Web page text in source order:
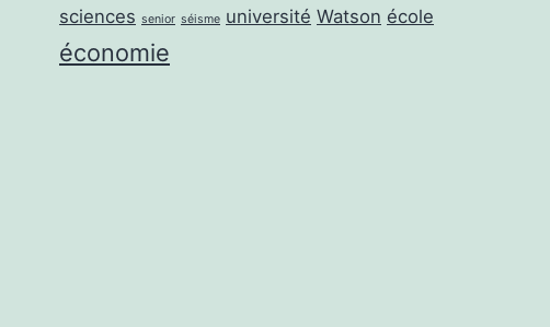
sciences senior séisme université Watson école
économie